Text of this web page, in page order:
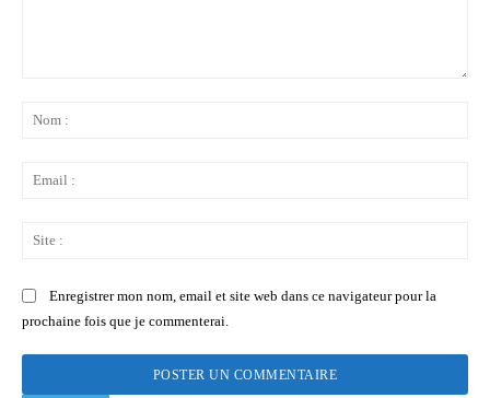
Enregistrer mon nom, email et site web dans ce navigateur pour la
prochaine fois que je commenterai.